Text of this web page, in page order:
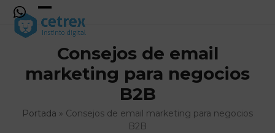
Skip
content
Open
mobile
menu
Close
mobile
menu
Consejos de email
marketing para negocios
B2B
Portada » Consejos de email marketing para negocios
B2B